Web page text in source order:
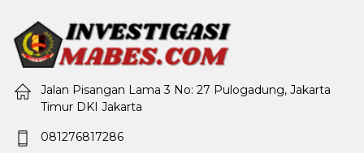
Jalan Pisangan Lama 3 No: 27 Pulogadung, Jakarta
Timur DKI Jakarta
081276817286